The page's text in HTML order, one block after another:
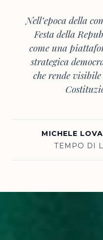
Nell’epoca della
Festa della
come una
strategica
che rende
MICHELE
TEMPO DI